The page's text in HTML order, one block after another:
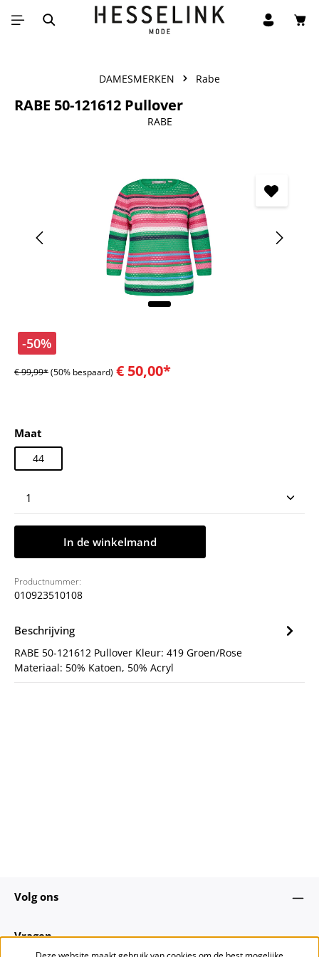
Ga naar de hoofdinhoud
DAMESMERKEN Rabe
RABE 50-121612 Pullover
RABE
-50%
€ 99,99*(50% bespaard) € 50,00*
Selecteer
Maat
44
Producthoeveelheid: Voer de gewenste
In de winkelmand
Productnummer:
010923510108
Beschrijving
RABE 50-121612 Pullover Kleur: 419 Groen/Rose
Materiaal: 50% Katoen, 50% Acryl
Volg ons
Vragen